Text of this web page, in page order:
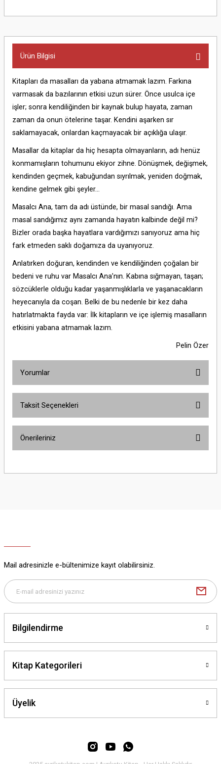
Ürün Bilgisi
Kitapları da masalları da yabana atmamak lazım. Farkına
varmasak da bazılarının etkisi uzun sürer. Önce usulca içe
işler; sonra kendiliğinden bir kaynak bulup hayata, zaman
zaman da onun ötelerine taşar. Kendini aşarken sır
saklamayacak, onlardan kaçmayacak bir açıklığa ulaşır.
Masallar da kitaplar da hiç hesapta olmayanların, adı henüz
konmamışların tohumunu ekiyor zihne. Dönüşmek, değişmek,
kendinden geçmek, kabuğundan sıyrılmak, yeniden doğmak,
kendine gelmek gibi şeyler…
Masalcı Ana, tam da adı üstünde, bir masal sandığı. Ama
masal sandığımız aynı zamanda hayatın kalbinde değil mi?
Bizler orada başka hayatlara vardığımızı sanıyoruz ama hiç
fark etmeden saklı doğamıza da uyanıyoruz.
Anlatırken doğuran, kendinden ve kendiliğinden çoğalan bir
bedeni ve ruhu var Masalcı Ana’nın. Kabına sığmayan, taşan;
sözcüklerle olduğu kadar yaşanmışlıklarla ve yaşanacakların
heyecanıyla da coşan. Belki de bu nedenle bir kez daha
hatırlatmakta fayda var: İlk kitapların ve içe işlemiş masalların
etkisini yabana atmamak lazım.
Pelin Özer
Yorumlar
Taksit Seçenekleri
Önerileriniz
yetersiz gördüğünüz noktaları öneri formunu kullanarak tarafımıza
Bu ürüne benzer farklı alternatifler olmalı.
Mail adresinizle e-bültenimize kayıt olabilirsiniz.
Bilgilendirme
Kitap Kategorileri
Üyelik